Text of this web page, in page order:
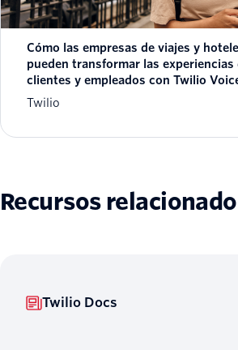
Cómo las empresas de viajes y
pueden transformar las experiencias
clientes y empleados con Twilio
Twilio
Recursos
Twilio Docs